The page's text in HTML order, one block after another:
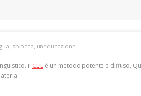
, sblocca, uneducazione
Il CLIL è un metodo potente e diffuso.